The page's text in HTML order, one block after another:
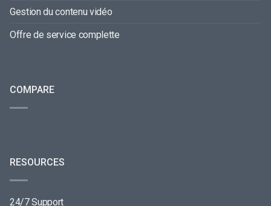
Gestion du contenu vidéo
Offre de service complette
COMPARE
RESOURCES
24/7 Support